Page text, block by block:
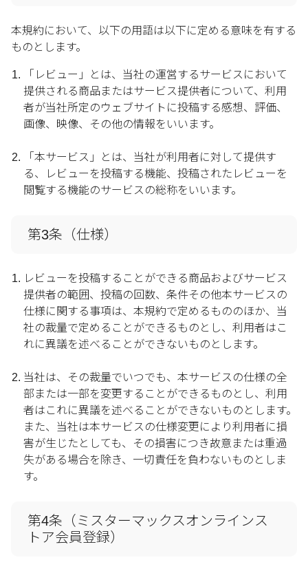
本規約において、以下の用語は以下に定める意味を有する
ものとします。
「レビュー」とは、当社の運営するサービスにおいて
提供される商品またはサービス提供者について、利用
者が当社所定のウェブサイトに投稿する感想、評価、
画像、映像、その他の情報をいいます。
「本サービス」とは、当社が利用者に対して提供す
る、レビューを投稿する機能、投稿されたレビューを
閲覧する機能のサービスの総称をいいます。
第3条（仕様）
レビューを投稿することができる商品およびサービス
提供者の範囲、投稿の回数、条件その他本サービスの
仕様に関する事項は、本規約で定めるもののほか、当
社の裁量で定めることができるものとし、利用者はこ
れに異議を述べることができないものとします。
当社は、その裁量でいつでも、本サービスの仕様の全
部または一部を変更することができるものとし、利用
者はこれに異議を述べることができないものとします。
また、当社は本サービスの仕様変更により利用者に損
害が生じたとしても、その損害につき故意または重過
失がある場合を除き、一切責任を負わないものとしま
す。
第4条（ミスターマックスオンラインス
トア会員登録）